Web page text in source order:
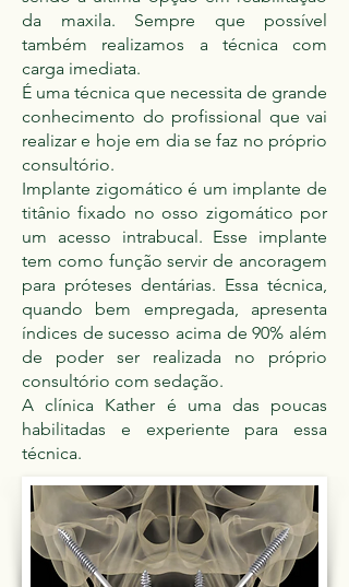
da maxila. Sempre que possível
também realizamos a técnica com
carga imediata.
É uma técnica que necessita de grande
conhecimento do profissional que vai
realizar e hoje em dia se faz no próprio
consultório.
Implante zigomático é um implante de
titânio fixado no osso zigomático por
um acesso intrabucal. Esse implante
tem como função servir de ancoragem
para próteses dentárias. Essa técnica,
quando bem empregada, apresenta
índices de sucesso acima de 90% além
de poder ser realizada no próprio
consultório com sedação.
A clínica Kather é uma das poucas
habilitadas e experiente para essa
técnica.